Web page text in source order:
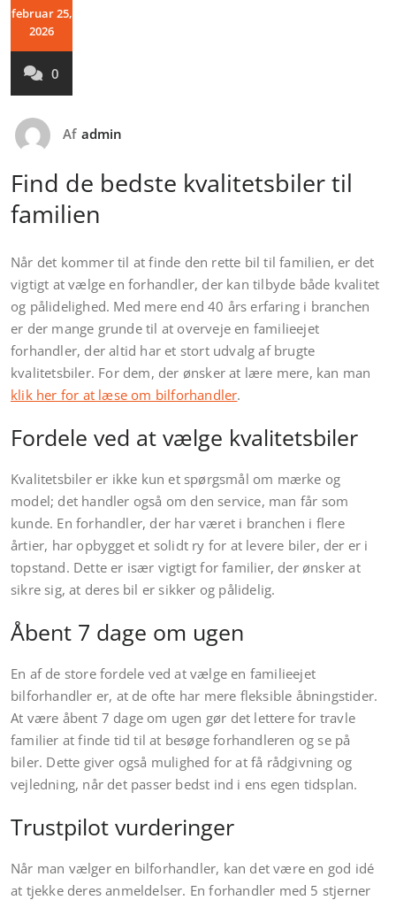
februar 25,
2026
0
Af admin
Find de bedste kvalitetsbiler til
familien
Når det kommer til at finde den rette bil til familien, er det
vigtigt at vælge en forhandler, der kan tilbyde både kvalitet
og pålidelighed. Med mere end 40 års erfaring i branchen
er der mange grunde til at overveje en familieejet
forhandler, der altid har et stort udvalg af brugte
kvalitetsbiler. For dem, der ønsker at lære mere, kan man
klik her for at læse om bilforhandler.
Fordele ved at vælge kvalitetsbiler
Kvalitetsbiler er ikke kun et spørgsmål om mærke og
model; det handler også om den service, man får som
kunde. En forhandler, der har været i branchen i flere
årtier, har opbygget et solidt ry for at levere biler, der er i
topstand. Dette er især vigtigt for familier, der ønsker at
sikre sig, at deres bil er sikker og pålidelig.
Åbent 7 dage om ugen
En af de store fordele ved at vælge en familieejet
bilforhandler er, at de ofte har mere fleksible åbningstider.
At være åbent 7 dage om ugen gør det lettere for travle
familier at finde tid til at besøge forhandleren og se på
biler. Dette giver også mulighed for at få rådgivning og
vejledning, når det passer bedst ind i ens egen tidsplan.
Trustpilot vurderinger
Når man vælger en bilforhandler, kan det være en god idé
at tjekke deres anmeldelser. En forhandler med 5 stjerner